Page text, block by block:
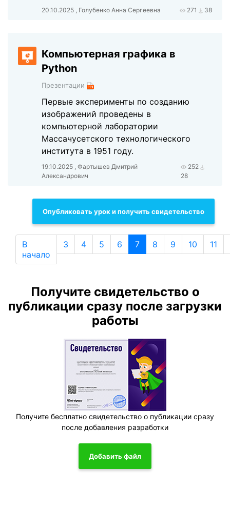
20.10.2025 , Голубенко Анна Сергеевна 271 38
Компьютерная графика в
Python
Презентации
Первые эксперименты по созданию
изображений проведены в
компьютерной лаборатории
Массачусетского технологического
института в 1951 году.
19.10.2025 , Фартышев Дмитрий
Александрович
252
28
Опубликовать урок и получить свидетельство
В
начало
3 4 5 6 7 8 9 10 11
Получите свидетельство о
публикации сразу после загрузки
работы
Получите бесплатно свидетельство о публикации сразу
после добавления разработки
Добавить файл